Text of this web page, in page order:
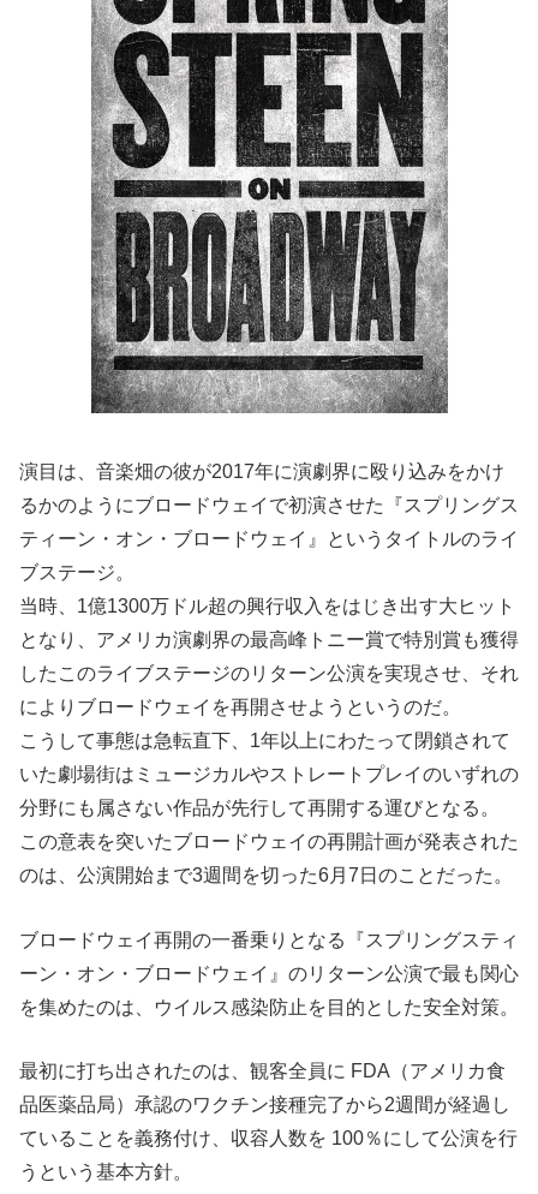
演目は、音楽畑の彼が2017年に演劇界に殴り込みをかけ
るかのようにブロードウェイで初演させた『スプリングス
ティーン・オン・ブロードウェイ』というタイトルのライ
ブステージ。
当時、1億1300万ドル超の興行収入をはじき出す大ヒット
となり、アメリカ演劇界の最高峰トニー賞で特別賞も獲得
したこのライブステージのリターン公演を実現させ、それ
によりブロードウェイを再開させようというのだ。
こうして事態は急転直下、1年以上にわたって閉鎖されて
いた劇場街はミュージカルやストレートプレイのいずれの
分野にも属さない作品が先行して再開する運びとなる。
この意表を突いたブロードウェイの再開計画が発表された
のは、公演開始まで3週間を切った6月7日のことだった。
ブロードウェイ再開の一番乗りとなる『スプリングスティ
ーン・オン・ブロードウェイ』のリターン公演で最も関心
を集めたのは、ウイルス感染防止を目的とした安全対策。
最初に打ち出されたのは、観客全員に FDA（アメリカ食
品医薬品局）承認のワクチン接種完了から2週間が経過し
ていることを義務付け、収容人数を 100％にして公演を行
うという基本方針。